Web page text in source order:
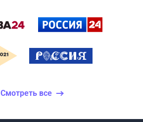
Смотреть все